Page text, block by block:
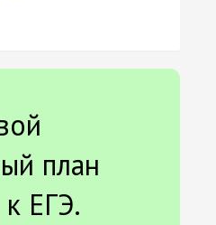
план
ЕГЭ.